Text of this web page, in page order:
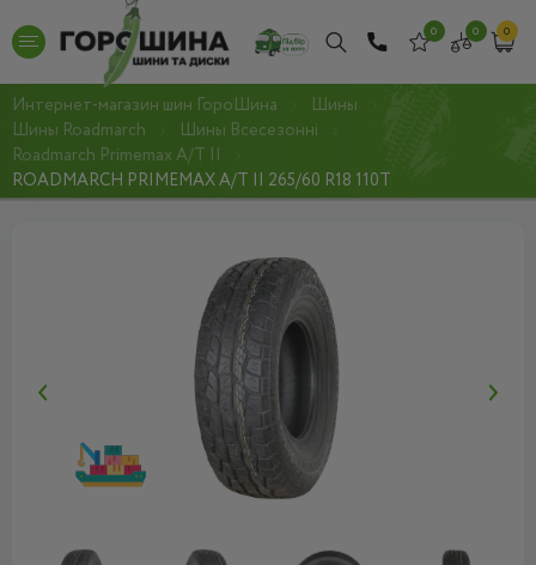
0 0 0
Интернет-магазин шин ГороШина
Шины
Шины Roadmarch
Шины Всесезонні
Roadmarch Primemax A/T II
ROADMARCH PRIMEMAX A/T II 265/60 R18 110T